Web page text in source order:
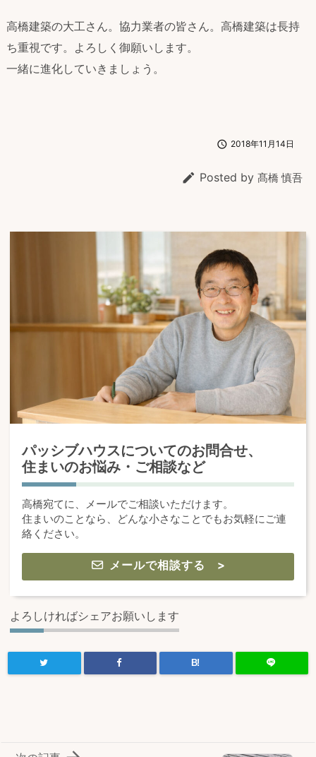
高橋建築の大工さん。協力業者の皆さん。高橋建築は長持
ち重視です。よろしく御願いします。
一緒に進化していきましょう。
 2018年11月14日
 Posted by 髙橋 慎吾
パッシブハウスについてのお問合せ、
住まいのお悩み・ご相談など
高橋宛てに、メールでご相談いただけます。
住まいのことなら、どんな小さなことでもお気軽にご連
絡ください。
メールで相談する >
よろしければシェアお願いします
B!